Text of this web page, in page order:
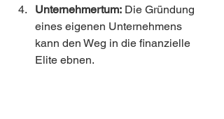
Unternehmertum: Die Gründung
eines eigenen Unternehmens
kann den Weg in die finanzielle
Elite ebnen.